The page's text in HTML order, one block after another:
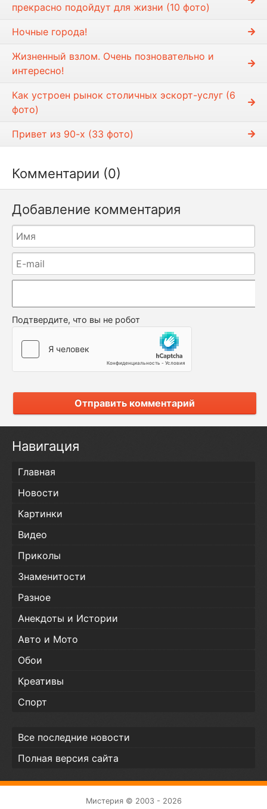
прекрасно подойдут для жизни (10 фото)
Ночные города!
Жизненный взлом. Очень позновательно и
интересно!
Как устроен рынок столичных эскорт-услуг (6
фото)
Привет из 90-х (33 фото)
Комментарии (0)
Добавление комментария
Подтвердите, что вы не робот
Отправить комментарий
Навигация
Главная
Новости
Картинки
Видео
Приколы
Знаменитости
Разное
Анекдоты и Истории
Авто и Мото
Обои
Креативы
Спорт
Все последние новости
Полная версия сайта
Мистерия © 2003 - 2026